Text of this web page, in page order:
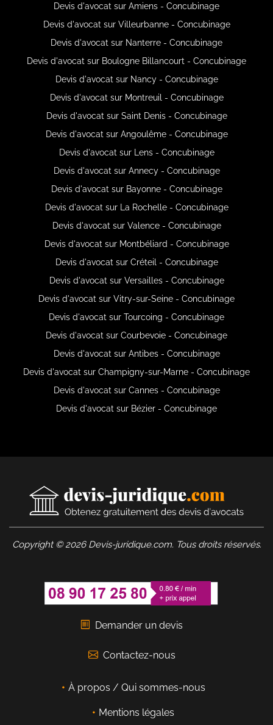
Devis d'avocat sur Amiens - Concubinage
Devis d'avocat sur Villeurbanne - Concubinage
Devis d'avocat sur Nanterre - Concubinage
Devis d'avocat sur Boulogne Billancourt - Concubinage
Devis d'avocat sur Nancy - Concubinage
Devis d'avocat sur Montreuil - Concubinage
Devis d'avocat sur Saint Denis - Concubinage
Devis d'avocat sur Angoulême - Concubinage
Devis d'avocat sur Lens - Concubinage
Devis d'avocat sur Annecy - Concubinage
Devis d'avocat sur Bayonne - Concubinage
Devis d'avocat sur La Rochelle - Concubinage
Devis d'avocat sur Valence - Concubinage
Devis d'avocat sur Montbéliard - Concubinage
Devis d'avocat sur Créteil - Concubinage
Devis d'avocat sur Versailles - Concubinage
Devis d'avocat sur Vitry-sur-Seine - Concubinage
Devis d'avocat sur Tourcoing - Concubinage
Devis d'avocat sur Courbevoie - Concubinage
Devis d'avocat sur Antibes - Concubinage
Devis d'avocat sur Champigny-sur-Marne - Concubinage
Devis d'avocat sur Cannes - Concubinage
Devis d'avocat sur Bézier - Concubinage
Copyright © 2026 Devis-juridique.com. Tous droits réservés.
Demander un devis
Contactez-nous
À propos / Qui sommes-nous
Mentions légales